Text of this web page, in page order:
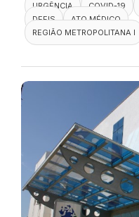
URGÊNCIA
COVID-19
DEFIS
ATO MÉDICO
REGIÃO METROPOLITANA I